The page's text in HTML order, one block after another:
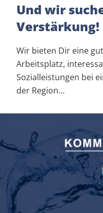
Und wir
Verstärkung!
Wir bieten Dir eine
Arbeitsplatz,
Sozialleistungen bei
der Region…